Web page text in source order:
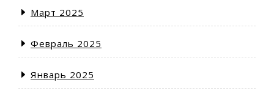
Март 2025
Февраль 2025
Январь 2025